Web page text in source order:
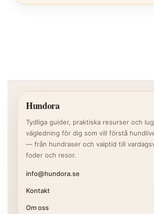
Hundora
Tydliga guider, praktiska resurser och
vägledning för dig som vill förstå
— från hundraser och valptid till
foder och resor.
info@hundora.se
Kontakt
Om oss